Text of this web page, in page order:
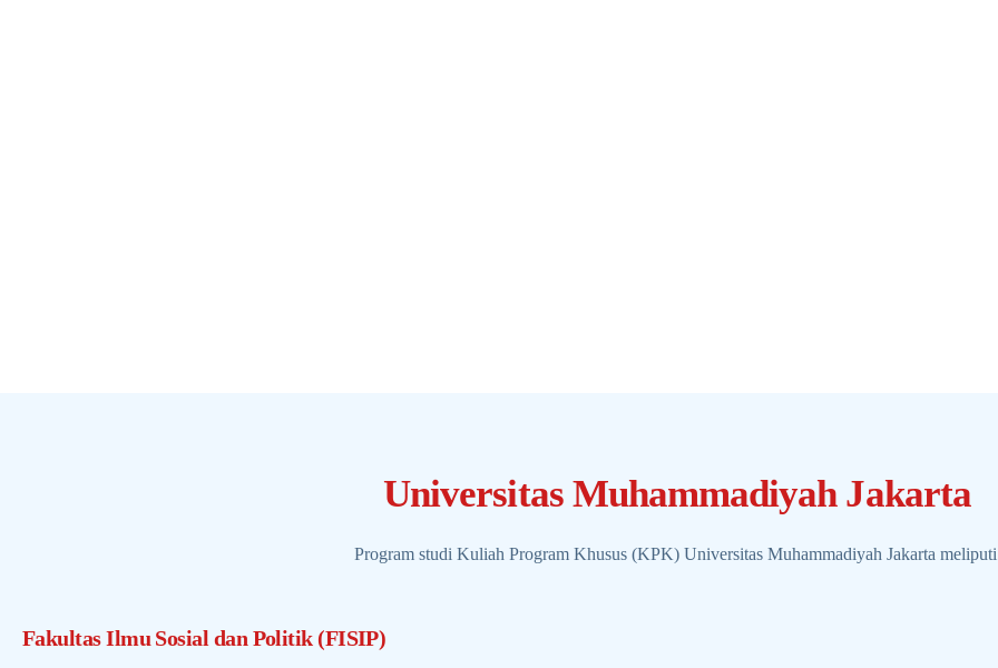
Universitas Muhammadiyah Jakarta
Program studi Kuliah Program Khusus (KPK) Universitas Muhammadiyah Jakarta
Fakultas Ilmu Sosial dan Politik (FISIP)